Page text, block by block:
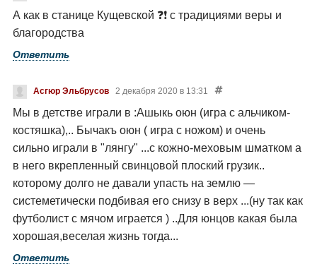
А как в станице Кущевской ❓❗ с традициями веры и
благородства
Ответить
Асгюр Эльбрусов 2 декабря 2020 в 13:31
Мы в детстве играли в :Ашыкь оюн (игра с альчиком-
костяшка),.. Бычакъ оюн ( игра с ножом) и очень
сильно играли в "лянгу" ...с кожно-меховым шматком а
в него вкрепленный свинцовой плоский грузик..
которому долго не давали упасть на землю —
системетически подбивая его снизу в верх ...(ну так как
футболист с мячом играется ) ..Для юнцов какая была
хорошая,веселая жизнь тогда...
Ответить